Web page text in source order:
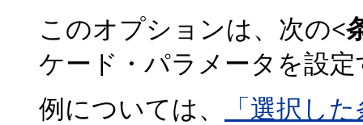
このオプションは、次の<
ケード・パラメータを設
例については、
「選択し